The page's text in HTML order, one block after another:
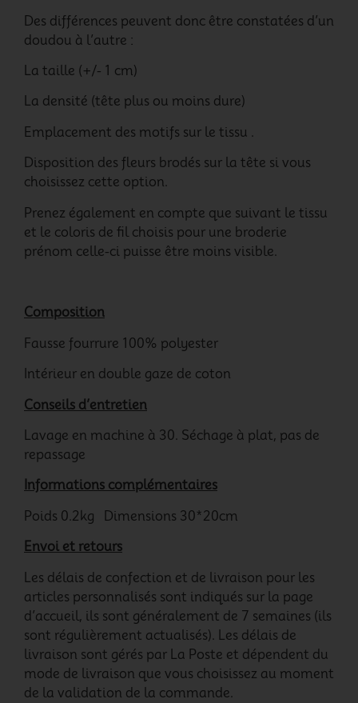
Des différences peuvent donc être constatées d’un
doudou à l’autre :
La taille (+/- 1 cm)
La densité (tête plus ou moins dure)
Emplacement des motifs sur le tissu .
Disposition des fleurs brodés sur la tête si vous
choisissez cette option.
Prenez également en compte que suivant le tissu
et le coloris de fil choisis pour une broderie
prénom celle-ci puisse être moins visible.
Composition
Fausse fourrure 100% polyester
Intérieur en double gaze de coton
Conseils d’entretien
Lavage en machine à 30. Séchage à plat, pas de
repassage
Informations complémentaires
Poids 0.2kg Dimensions 30*20cm
Envoi et retours
Les délais de confection et de livraison pour les
articles personnalisés sont indiqués sur la page
d’accueil, ils sont généralement de 7 semaines (ils
sont régulièrement actualisés). Les délais de
livraison sont gérés par La Poste et dépendent du
mode de livraison que vous choisissez au moment
de la validation de la commande.